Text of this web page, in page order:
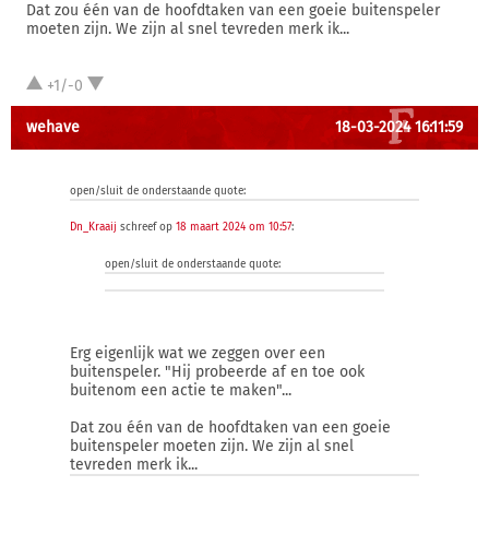
Dat zou één van de hoofdtaken van een goeie buitenspeler
moeten zijn. We zijn al snel tevreden merk ik...
+1/-0
wehave 18-03-2024 16:11:59
open/sluit de onderstaande quote:
Dn_Kraaij schreef op 18 maart 2024 om 10:57:
open/sluit de onderstaande quote:
Erg eigenlijk wat we zeggen over een
buitenspeler. "Hij probeerde af en toe ook
buitenom een actie te maken"...
Dat zou één van de hoofdtaken van een goeie
buitenspeler moeten zijn. We zijn al snel
tevreden merk ik...